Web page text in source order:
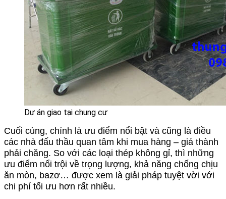
Dự án giao tại chung cư
Cuối cùng, chính là ưu điểm nổi bật và cũng là điều
các nhà đấu thầu quan tâm khi mua hàng – giá thành
phải chăng. So với các loại thép không gỉ, thì những
ưu điểm nổi trội về trọng lượng, khả năng chống chịu
ăn mòn, bazơ… được xem là giải pháp tuyệt vời với
chi phí tối ưu hơn rất nhiều.